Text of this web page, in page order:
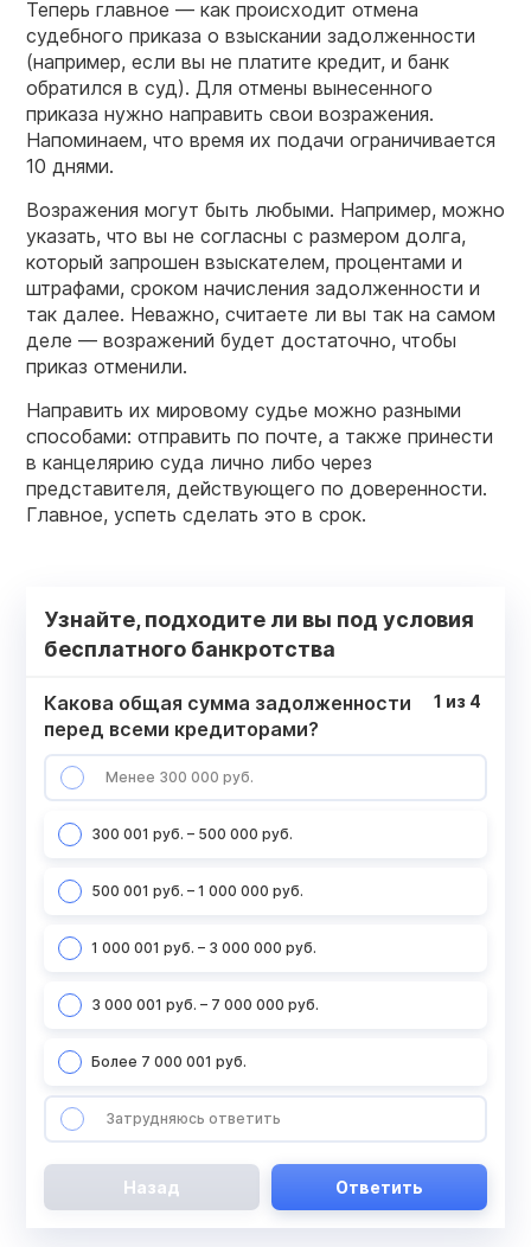
Теперь главное — как происходит отмена
судебного приказа о взыскании задолженности
(например, если вы не платите кредит, и банк
обратился в суд). Для отмены вынесенного
приказа нужно направить свои возражения.
Напоминаем, что время их подачи ограничивается
10 днями.
Возражения могут быть любыми. Например, можно
указать, что вы не согласны с размером долга,
который запрошен взыскателем, процентами и
штрафами, сроком начисления задолженности и
так далее. Неважно, считаете ли вы так на самом
деле — возражений будет достаточно, чтобы
приказ отменили.
Направить их мировому судье можно разными
способами: отправить по почте, а также принести
в канцелярию суда лично либо через
представителя, действующего по доверенности.
Главное, успеть сделать это в срок.
Узнайте, подходите ли вы под условия
бесплатного банкротства
Какова общая сумма задолженности
перед всеми кредиторами?
Менее 300 000 руб.
300 001 руб. – 500 000 руб.
500 001 руб. – 1 000 000 руб.
1 000 001 руб. – 3 000 000 руб.
3 000 001 руб. – 7 000 000 руб.
Более 7 000 001 руб.
Затрудняюсь ответить
1 из 4
Назад Ответить